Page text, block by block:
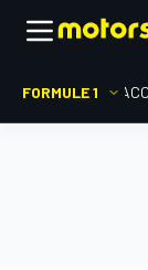
FORMULE 1